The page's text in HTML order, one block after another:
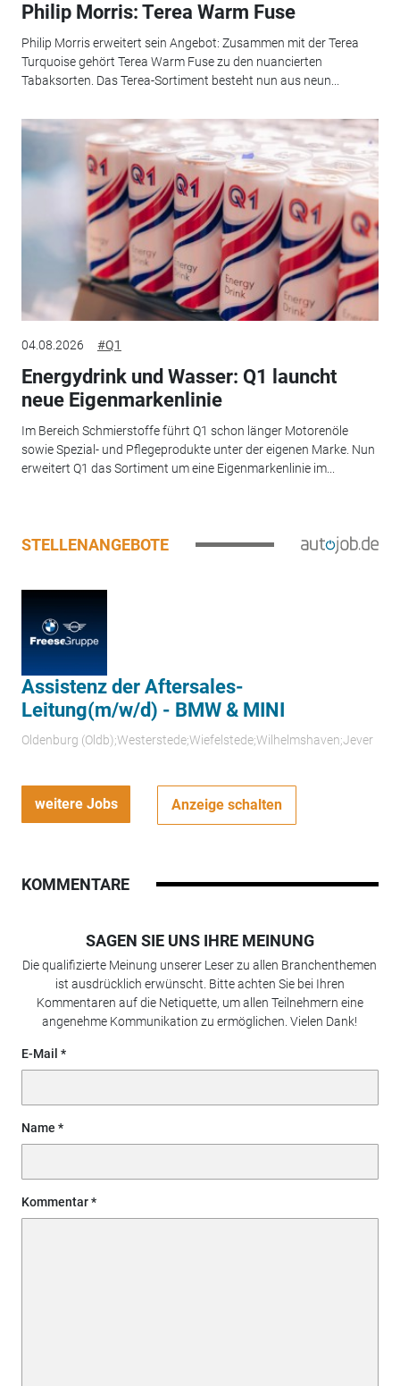
Philip Morris: Terea Warm Fuse
Philip Morris erweitert sein Angebot: Zusammen mit der Terea
Turquoise gehört Terea Warm Fuse zu den nuancierten
Tabaksorten. Das Terea-Sortiment besteht nun aus neun...
04.08.2026 #Q1
Energydrink und Wasser: Q1 launcht
neue Eigenmarkenlinie
Im Bereich Schmierstoffe führt Q1 schon länger Motorenöle
sowie Spezial- und Pflegeprodukte unter der eigenen Marke. Nun
erweitert Q1 das Sortiment um eine Eigenmarkenlinie im...
STELLENANGEBOTE
Assistenz der Aftersales-
Leitung(m/w/d) - BMW & MINI
Oldenburg (Oldb);Westerstede;Wiefelstede;Wilhelmshaven;Jever
weitere Jobs Anzeige schalten
KOMMENTARE
SAGEN SIE UNS IHRE MEINUNG
Die qualifizierte Meinung unserer Leser zu allen Branchenthemen
ist ausdrücklich erwünscht. Bitte achten Sie bei Ihren
Kommentaren auf die Netiquette, um allen Teilnehmern eine
angenehme Kommunikation zu ermöglichen. Vielen Dank!
E-Mail
Name
Kommentar